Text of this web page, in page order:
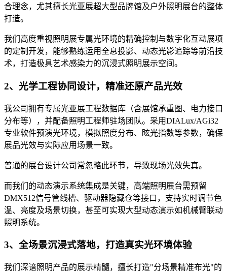
合理念，尤其擅长光亚展超大型品牌馆及户外照明展台的整体
打造。
我们高度重视照明展专属光环境的精确控制与数字化互动展项
的定制开发，能够熟练运用全息投影、动态光影追踪等前沿技
术，打造极具艺术感染力的沉浸式照明展示空间。
2、光学工程协同设计，精准还原产品光效
我公司拥有专属光亚展工程数据库（含展馆承重图、电力接口
分布等），并配备照明工程师驻场团队。采用DIALux/AGi32
专业软件预演光环境，模拟照度分布、眩光指数等参数，确保
展品光效与实际应用场景一致。
普通的展台设计公司常忽略此环节，导致现场光效失真。
而我们的动态演示系统集成是关键，高端照明展台需预留
DMX512信号管线槽、驱动器隐藏仓等接口，支持实时调节色
温、亮度及场景切换，甚至可实现大型动态演示如机械臂联动
照明系统。
3、全场景沉浸式落地，打造真实光环境体验
我们深谙照明产品的展示精髓，擅长打造"分场景精准布光"的